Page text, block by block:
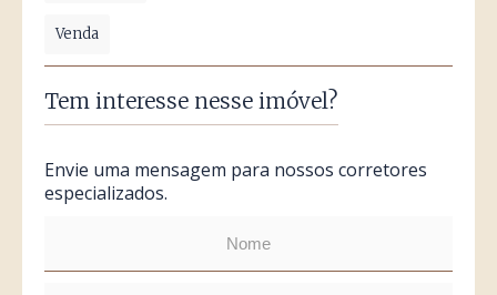
Venda
Tem interesse nesse imóvel?
Envie uma mensagem para nossos corretores
especializados.